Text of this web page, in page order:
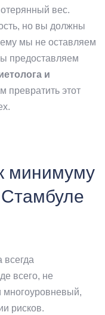
вес.
но вы должны
мы не оставляем
предоставляем
и
превратить этот
минимуму
всего, не
рисков.